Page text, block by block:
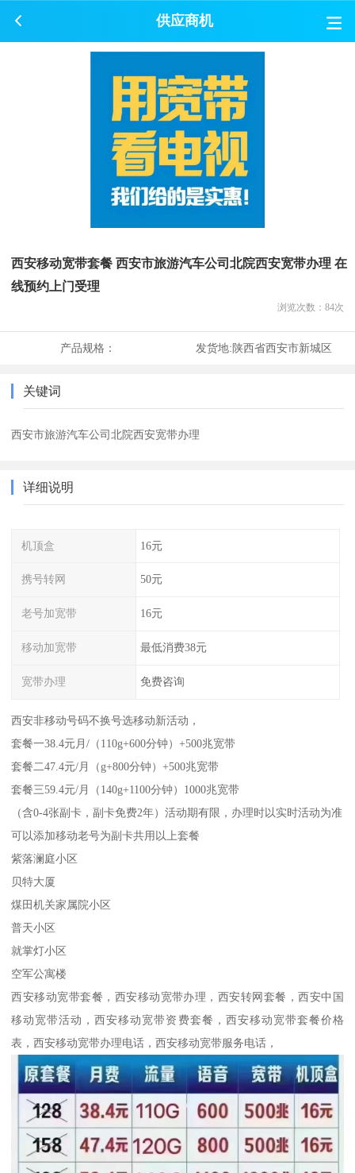
供应商机
西安移动宽带套餐 西安市旅游汽车公司北院西安宽带办理 在
线预约上门受理
浏览次数： 84次
产品规格： 发货地:陕西省西安市新城区
关键词
西安市旅游汽车公司北院西安宽带办理
详细说明
机顶盒 16元
携号转网 50元
老号加宽带 16元
移动加宽带 最低消费38元
宽带办理 免费咨询
西安非移动号码不换号选移动新活动，
套餐一38.4元月/（110g+600分钟）+500兆宽带
套餐二47.4元/月（g+800分钟）+500兆宽带
套餐三59.4元/月（140g+1100分钟）1000兆宽带
（含0-4张副卡，副卡免费2年）活动期有限，办理时以实时活动为准
可以添加移动老号为副卡共用以上套餐
紫落澜庭小区
贝特大厦
煤田机关家属院小区
普天小区
就掌灯小区
空军公寓楼
西安移动宽带套餐，西安移动宽带办理，西安转网套餐，西安中国
移动宽带活动，西安移动宽带资费套餐，西安移动宽带套餐价格
表，西安移动宽带办理电话，西安移动宽带服务电话，